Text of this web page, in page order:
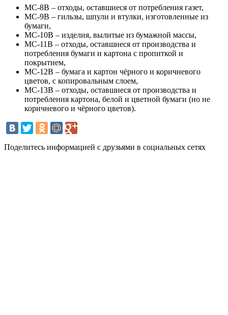
МС-8В – отходы, оставшиеся от потребления газет,
МС-9В – гильзы, шпули и втулки, изготовленные из
бумаги,
МС-10В – изделия, вылитые из бумажной массы,
МС-11В – отходы, оставшиеся от производства и
потребления бумаги и картона с пропиткой и
покрытием,
МС-12В – бумага и картон чёрного и коричневого
цветов, с копировальным слоем,
МС-13В – отходы, оставшиеся от производства и
потребления картона, белой и цветной бумаги (но не
коричневого и чёрного цветов).
Поделитесь информацией с друзьями в социальных сетях